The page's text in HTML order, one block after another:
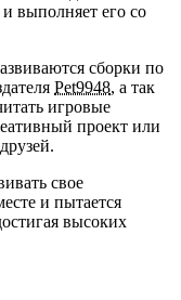
выполняет его со
сборки по
Pet9948, а так
игровые
проект или
свое
и пытается
высоких